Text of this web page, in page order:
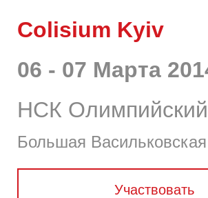
Colisium Kyiv
06 - 07 Марта
НСК Олимпийский
Большая
Участвовать